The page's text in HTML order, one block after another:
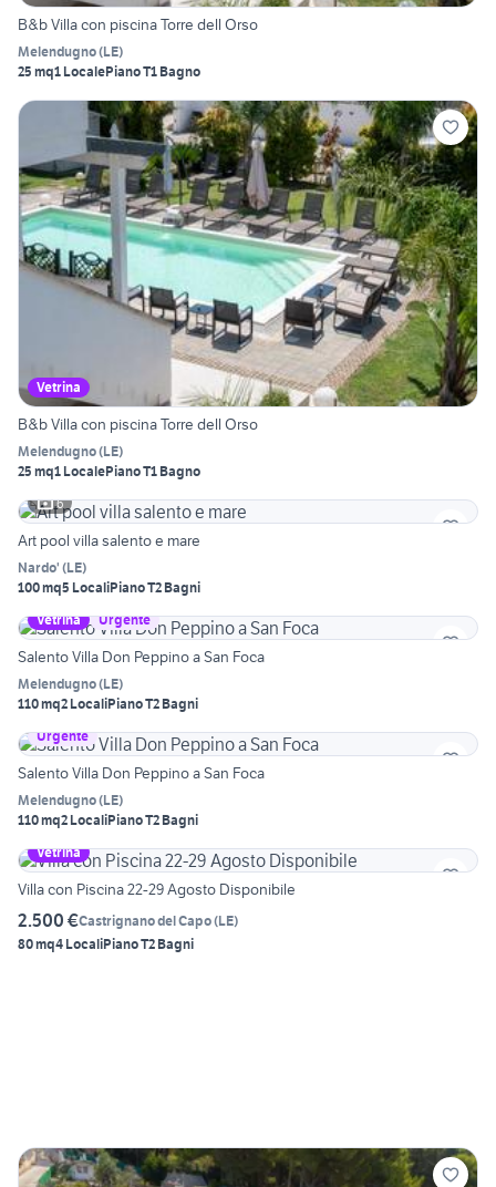
B&b Villa con piscina Torre dell Orso
Melendugno(LE)
25 mq1 LocalePiano T1 Bagno
Vetrina
B&b Villa con piscina Torre dell Orso
Melendugno(LE)
25 mq1 LocalePiano T1 Bagno
6
Art pool villa salento e mare
Nardo' (LE)
100 mq5 LocaliPiano T2 Bagni
Vetrina
Urgente
Salento Villa Don Peppino a San Foca
Melendugno(LE)
110 mq2 LocaliPiano T2 Bagni
Urgente
Salento Villa Don Peppino a San Foca
Melendugno(LE)
110 mq2 LocaliPiano T2 Bagni
Vetrina
Villa con Piscina 22-29 Agosto Disponibile
2.500 €Castrignano del Capo(LE)
80 mq4 LocaliPiano T2 Bagni